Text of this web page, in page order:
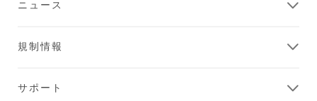
ニュース
規制情報
サポート